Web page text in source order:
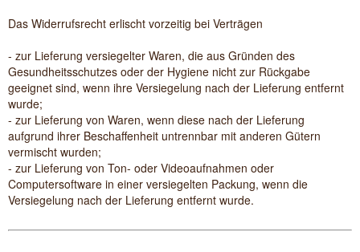
Das Widerrufsrecht erlischt vorzeitig bei Verträgen
- zur Lieferung versiegelter Waren, die aus Gründen des
Gesundheitsschutzes oder der Hygiene nicht zur Rückgabe
geeignet sind, wenn ihre Versiegelung nach der Lieferung entfernt
wurde;
- zur Lieferung von Waren, wenn diese nach der Lieferung
aufgrund ihrer Beschaffenheit untrennbar mit anderen Gütern
vermischt wurden;
- zur Lieferung von Ton- oder Videoaufnahmen oder
Computersoftware in einer versiegelten Packung, wenn die
Versiegelung nach der Lieferung entfernt wurde.